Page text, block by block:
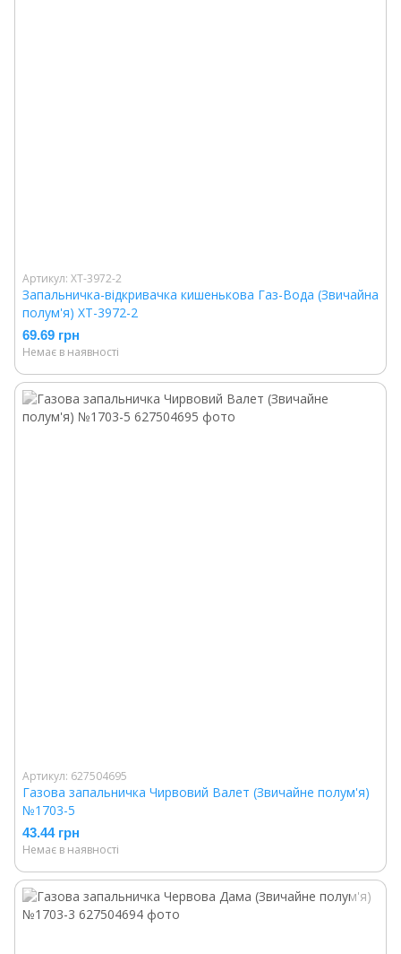
Артикул: XT-3972-2
Запальничка-відкривачка кишенькова Газ-Вода (Звичайна
полум'я) XT-3972-2
69.69 грн
Немає в наявності
Артикул: 627504695
Газова запальничка Чирвовий Валет (Звичайне полум'я)
№1703-5
43.44 грн
Немає в наявності